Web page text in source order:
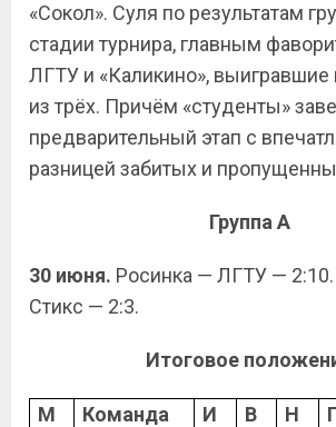
«Сокол». Суля по результатам
стадии турнира, главным
ЛГТУ и «Каликино», выигравшие
из трёх. Причём «студенты»
предварительный этап с
разницей забитых и
Группа A
30 июня. Росинка — ЛГТУ —
Стикс — 2:3.
Итоговое
М Команда И В Н